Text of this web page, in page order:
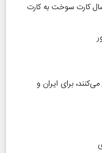
کارت سوخت به کارت
برای ایران و